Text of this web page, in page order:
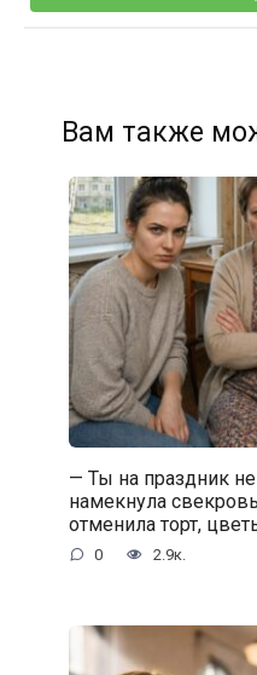
Вам также
— Ты на праздник
намекнула
отменила торт,
0 2.9к.